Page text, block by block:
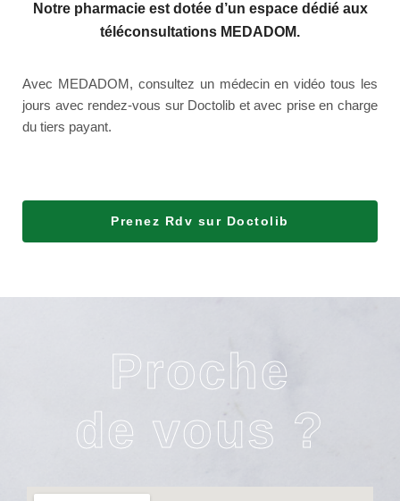
Notre pharmacie est dotée d’un espace dédié aux
téléconsultations MEDADOM.
Avec MEDADOM, consultez un médecin en vidéo tous les
jours avec rendez-vous sur Doctolib et avec prise en charge
du tiers payant.
Prenez Rdv sur Doctolib
Proche
de vous ?